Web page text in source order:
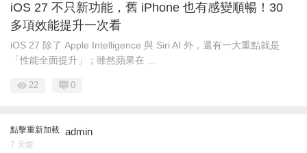
iOS 27 不只新功能，舊 iPhone 也有感變順暢！30
多項效能提升一次看
iOS 27 除了 Apple Intelligence 與 Siri AI 外，還有一大重點就是
「性能全面提升」；雖然蘋果在 ...
22 0
點擊重新加載 admin
7 天前